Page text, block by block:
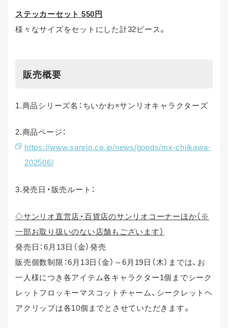
ステッカーセット 550円
様々なサイズをセットにした計32ピース。
販売概要
1.商品シリーズ名：ちいかわ×サンリオキャラクターズ
2.商品ページ：
https://www.sanrio.co.jp/news/goods/mx-chiikawa-
202506/
3.発売日・販売ルート：
◇サンリオ直営店・百貨店のサンリオコーナーほか（※
一部お取り扱いのない店舗もございます）
発売日：6月13日（金）発売
販売個数制限：6月13日（金）～6月19日（木）までは、お
一人様につき各アイテム各キャラクター1個までシーク
レットフロッキーマスコットチャーム、シークレットヘ
アクリップは各10個までとさせていただきます。